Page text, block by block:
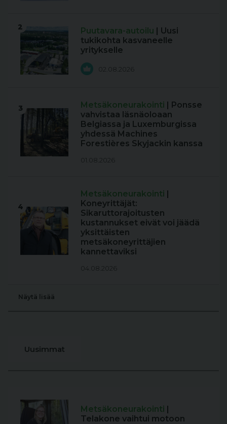
2 Puutavara-autoilu | Uusi
tukikohta kasvaneelle
yritykselle
02.08.2026
3 Metsäkoneurakointi | Ponsse
vahvistaa läsnäoloaan
Belgiassa ja Luxemburgissa
yhdessä Machines
Forestières Skyjackin kanssa
01.08.2026
4
Metsäkoneurakointi |
Koneyrittäjät:
Sikaruttorajoitusten
kustannukset eivät voi jäädä
yksittäisten
metsäkoneyrittäjien
kannettaviksi
04.08.2026
Näytä lisää
Uusimmat
Metsäkoneurakointi |
Telakone vaihtui motoon